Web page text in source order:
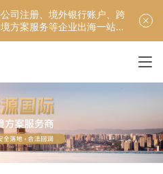
司注册、境外银行账户、跨
方案服务等企业出海一站式